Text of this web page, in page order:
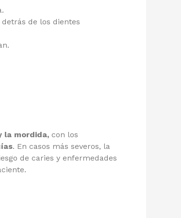
de los dientes
la mordida, con los
. En casos más severos, la
de caries y enfermedades